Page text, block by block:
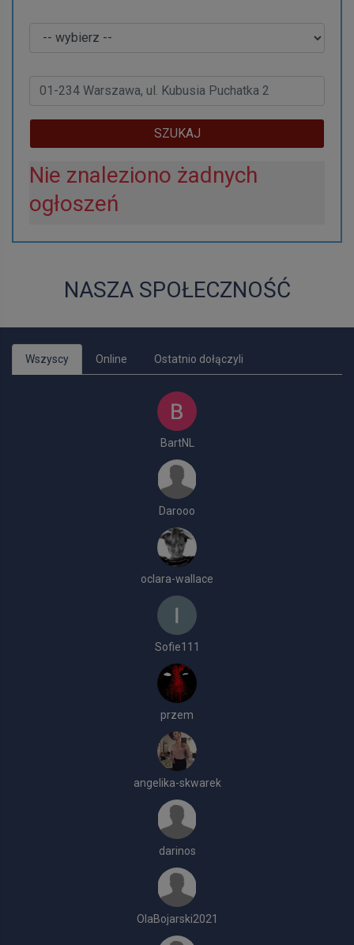
SZUKAJ
Nie znaleziono żadnych
ogłoszeń
NASZA SPOŁECZNOŚĆ
Wszyscy Online Ostatnio dołączyli
BartNL
Darooo
oclara-wallace
Sofie111
przem
angelika-skwarek
darinos
OlaBojarski2021